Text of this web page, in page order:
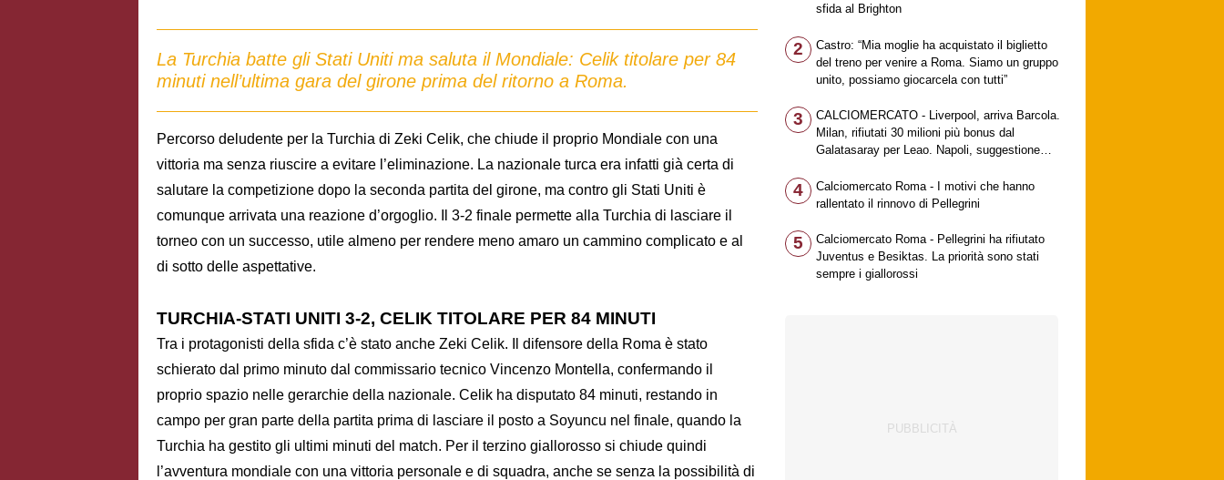
La Turchia batte gli Stati Uniti ma saluta il Mondiale: Celik titolare per 84
minuti nell’ultima gara del girone prima del ritorno a Roma.
Percorso deludente per la Turchia di Zeki Celik, che chiude il proprio Mondiale con una
vittoria ma senza riuscire a evitare l’eliminazione. La nazionale turca era infatti già certa di
salutare la competizione dopo la seconda partita del girone, ma contro gli Stati Uniti è
comunque arrivata una reazione d’orgoglio. Il 3-2 finale permette alla Turchia di lasciare il
torneo con un successo, utile almeno per rendere meno amaro un cammino complicato e al
di sotto delle aspettative.
TURCHIA-STATI UNITI 3-2, CELIK TITOLARE PER 84 MINUTI
Tra i protagonisti della sfida c’è stato anche Zeki Celik. Il difensore della Roma è stato
schierato dal primo minuto dal commissario tecnico Vincenzo Montella, confermando il
proprio spazio nelle gerarchie della nazionale. Celik ha disputato 84 minuti, restando in
campo per gran parte della partita prima di lasciare il posto a Soyuncu nel finale, quando la
Turchia ha gestito gli ultimi minuti del match. Per il terzino giallorosso si chiude quindi
l’avventura mondiale con una vittoria personale e di squadra, anche se senza la possibilità di
sfida al Brighton
2
Castro: “Mia moglie ha acquistato il biglietto
del treno per venire a Roma. Siamo un gruppo
unito, possiamo giocarcela con tutti”
3
CALCIOMERCATO - Liverpool, arriva Barcola.
Milan, rifiutati 30 milioni più bonus dal
Galatasaray per Leao. Napoli, suggestione
di Mastantuono
4
Calciomercato Roma - I motivi che hanno
rallentato il rinnovo di Pellegrini
5
Calciomercato Roma - Pellegrini ha rifiutato
Juventus e Besiktas. La priorità sono stati
sempre i giallorossi